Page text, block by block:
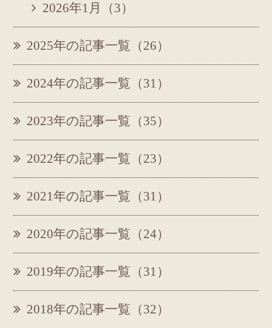
2026年1月（3）
2025年の記事一覧（26）
2024年の記事一覧（31）
2023年の記事一覧（35）
2022年の記事一覧（23）
2021年の記事一覧（31）
2020年の記事一覧（24）
2019年の記事一覧（31）
2018年の記事一覧（32）